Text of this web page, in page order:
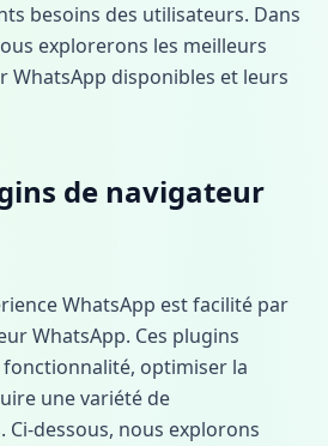
besoins des utilisateurs. Dans
explorerons les meilleurs
WhatsApp disponibles et leurs
de navigateur
WhatsApp est facilité par
WhatsApp. Ces plugins
optimiser la
une variété de
dessous, nous explorons